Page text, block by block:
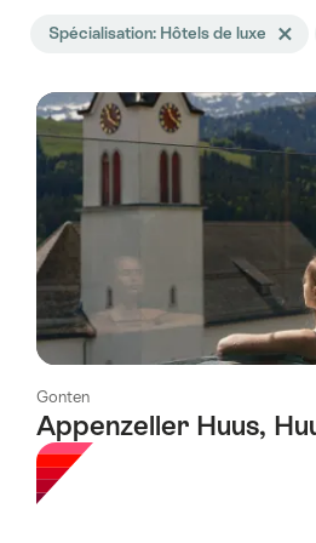
La
a
été
filtrée
tags
suivants
Spécialisation: Hôtels de luxeEffacer
Gonten
Appenzeller Huus,